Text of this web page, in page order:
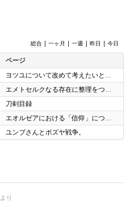
総合 一ヶ月 一週 昨日 今日
ページ
ヨツユについて改めて考えたいと思う。
エメトセルクなる存在に整理をつけたいと思う。
刀剣目録
エオルゼアにおける「信仰」について。
ユンブさんとボズヤ戦争。
より